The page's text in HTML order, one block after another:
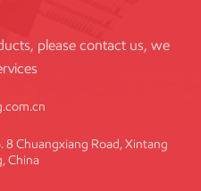
please contact us, we
8 Chuangxiang Road, Xintang
China